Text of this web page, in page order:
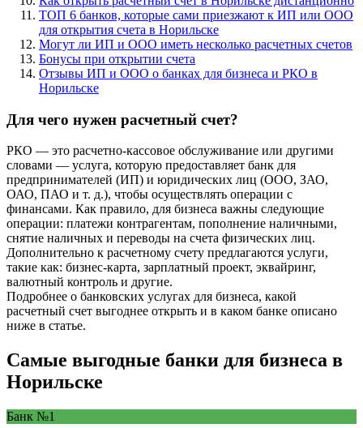
ТОП 6 банков, которые сами приезжают к ИП или ООО
для открытия счета в Норильске
Могут ли ИП и ООО иметь несколько расчетных счетов
Бонусы при открытии счета
Отзывы ИП и ООО о банках для бизнеса и РКО в
Норильске
Для чего нужен расчетный счет?
РКО — это расчетно-кассовое обслуживание или другими
словами — услуга, которую предоставляет банк для
предпринимателей (ИП) и юридических лиц (ООО, ЗАО,
ОАО, ПАО и т. д.), чтобы осуществлять операции с
финансами. Как правило, для бизнеса важны следующие
операции: платежи контрагентам, пополнение наличными,
снятие наличных и переводы на счета физических лиц.
Дополнительно к расчетному счету предлагаются услуги,
такие как: бизнес-карта, зарплатный проект, эквайринг,
валютный контроль и другие.
Подробнее о банковских услугах для бизнеса, какой
расчетный счет выгоднее открыть и в каком банке описано
ниже в статье.
Самые выгодные банки для бизнеса в
Норильске
Банк №1